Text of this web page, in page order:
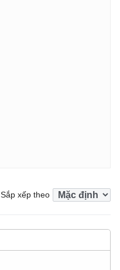
Sắp xếp theo